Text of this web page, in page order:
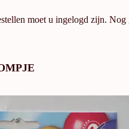
moet u ingelogd zijn. Nog